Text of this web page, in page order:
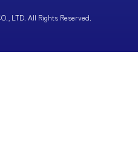
LTD. All Rights Reserved.